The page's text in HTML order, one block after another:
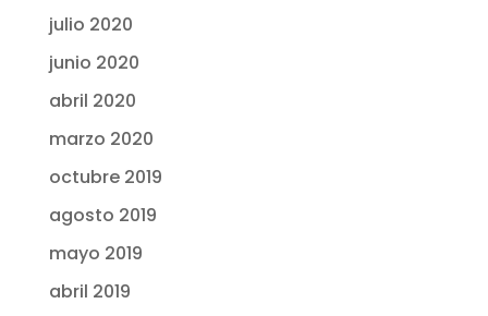
julio 2020
junio 2020
abril 2020
marzo 2020
octubre 2019
agosto 2019
mayo 2019
abril 2019